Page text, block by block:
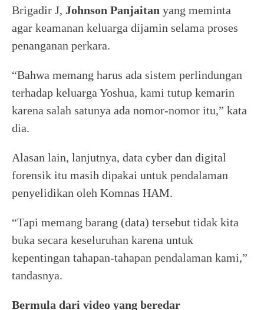
Brigadir J, Johnson Panjaitan yang meminta
agar keamanan keluarga dijamin selama proses
penanganan perkara.
“Bahwa memang harus ada sistem perlindungan
terhadap keluarga Yoshua, kami tutup kemarin
karena salah satunya ada nomor-nomor itu,” kata
dia.
Alasan lain, lanjutnya, data cyber dan digital
forensik itu masih dipakai untuk pendalaman
penyelidikan oleh Komnas HAM.
“Tapi memang barang (data) tersebut tidak kita
buka secara keseluruhan karena untuk
kepentingan tahapan-tahapan pendalaman kami,”
tandasnya.
Bermula dari video yang beredar